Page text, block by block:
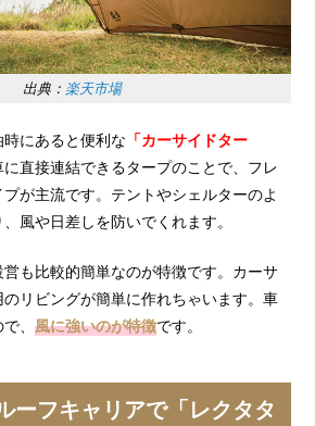
出典： 楽天市場
にあると便利な 「カーサイドター
直接連結できるタープのことで、フレ
が主流です。テントやシェルターのよ
風や日差しを防いでくれます。
も比較的簡単なのが特徴です。カーサ
リビングが簡単に作れちゃいます。車
で、風に強いのが特徴です。
ーフキャリアで「レクタタ